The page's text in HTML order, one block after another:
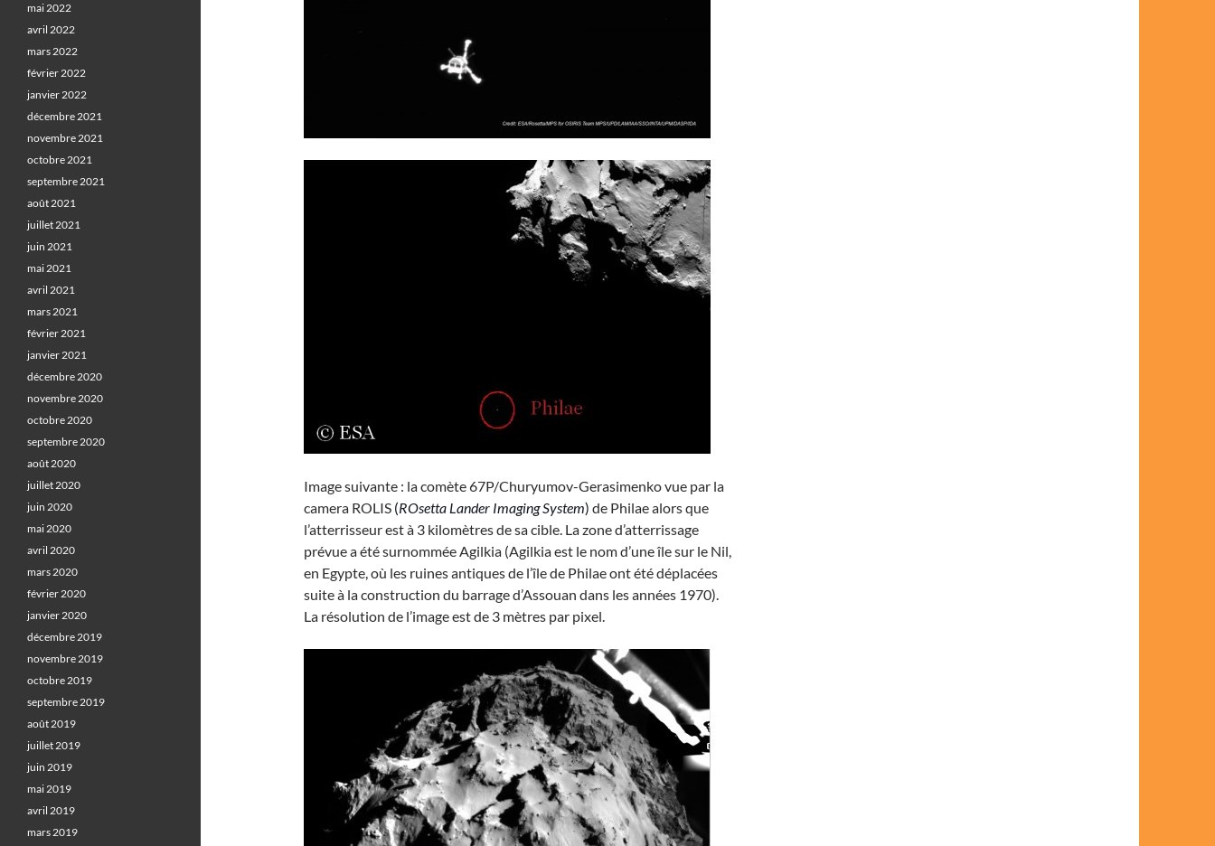
Image suivante : la comète 67P/Churyumov-Gerasimenko vue par la
camera ROLIS (ROsetta Lander Imaging System) de Philae alors que
l’atterrisseur est à 3 kilomètres de sa cible. La zone d’atterrissage
prévue a été surnommée Agilkia (Agilkia est le nom d’une île sur le Nil,
en Egypte, où les ruines antiques de l’île de Philae ont été déplacées
suite à la construction du barrage d’Assouan dans les années 1970).
La résolution de l’image est de 3 mètres par pixel.
mai 2022
avril 2022
mars 2022
février 2022
janvier 2022
décembre 2021
novembre 2021
octobre 2021
septembre 2021
août 2021
juillet 2021
juin 2021
mai 2021
avril 2021
mars 2021
février 2021
janvier 2021
décembre 2020
novembre 2020
octobre 2020
septembre 2020
août 2020
juillet 2020
juin 2020
mai 2020
avril 2020
mars 2020
février 2020
janvier 2020
décembre 2019
novembre 2019
octobre 2019
septembre 2019
août 2019
juillet 2019
juin 2019
mai 2019
avril 2019
mars 2019